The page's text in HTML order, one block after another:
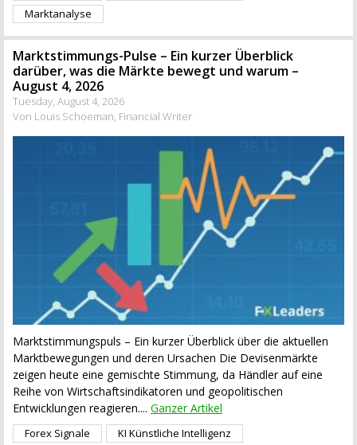
Marktanalyse
Marktstimmungs-Pulse – Ein kurzer Überblick
darüber, was die Märkte bewegt und warum –
August 4, 2026
Tuesday, August 4, 2026
Von Louis Schoeman, Financial Writer
Marktstimmungspuls – Ein kurzer Überblick über die aktuellen
Marktbewegungen und deren Ursachen Die Devisenmärkte
zeigen heute eine gemischte Stimmung, da Händler auf eine
Reihe von Wirtschaftsindikatoren und geopolitischen
Entwicklungen reagieren.... Ganzer Artikel
Forex Signale
KI Künstliche Intelligenz